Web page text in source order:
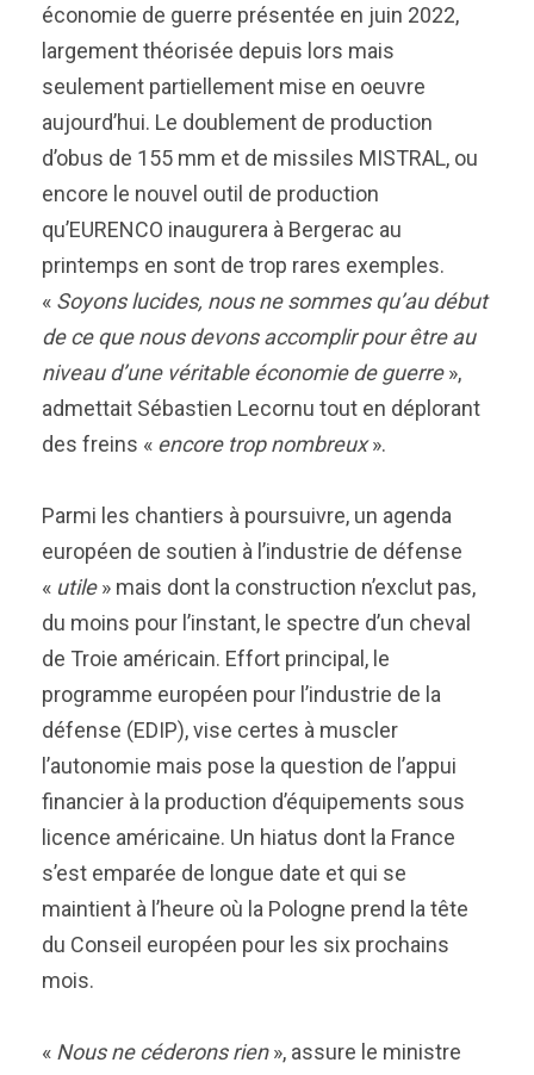
économie de guerre présentée en juin 2022,
largement théorisée depuis lors mais
seulement partiellement mise en oeuvre
aujourd’hui. Le doublement de production
d’obus de 155 mm et de missiles MISTRAL, ou
encore le nouvel outil de production
qu’EURENCO inaugurera à Bergerac au
printemps en sont de trop rares exemples.
« Soyons lucides, nous ne sommes qu’au début
de ce que nous devons accomplir pour être au
niveau d’une véritable économie de guerre»,
admettait Sébastien Lecornu tout en déplorant
des freins « encore trop nombreux».
Parmi les chantiers à poursuivre, un agenda
européen de soutien à l’industrie de défense
« utile» mais dont la construction n’exclut pas,
du moins pour l’instant, le spectre d’un cheval
de Troie américain. Effort principal, le
programme européen pour l’industrie de la
défense (EDIP), vise certes à muscler
l’autonomie mais pose la question de l’appui
financier à la production d’équipements sous
licence américaine. Un hiatus dont la France
s’est emparée de longue date et qui se
maintient à l’heure où la Pologne prend la tête
du Conseil européen pour les six prochains
mois.
« Nous ne céderons rien», assure le ministre